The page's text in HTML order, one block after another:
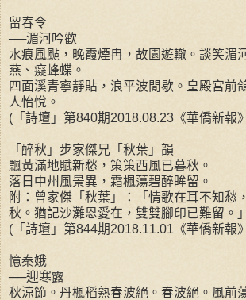
留春令
──湄河吟歡
水痕風颭，晚霞煙冉，故園遊轍。談笑湄
燕、癡蜂蝶。
四面溪青寧靜貼，浪平波閒歇。皇殿宮前
人怡悅。
(「詩壇」第840期2018.08.23《華僑新報
「醉秋」步家傑兄「秋葉」韻
飄黃滿地賦新愁，策策西風已暮秋。
落日中州風景異，霜楓蕩碧醉眸留。
附：曾家傑「秋葉」：「情歌在耳不知愁
秋。猶記沙灘恩愛在，雙雙腳印已難留。」
(「詩壇」第844期2018.11.01《華僑新報
憶秦娥
──迎寒露
秋涼節。丹楓稻熟春波絕。春波絕。風前